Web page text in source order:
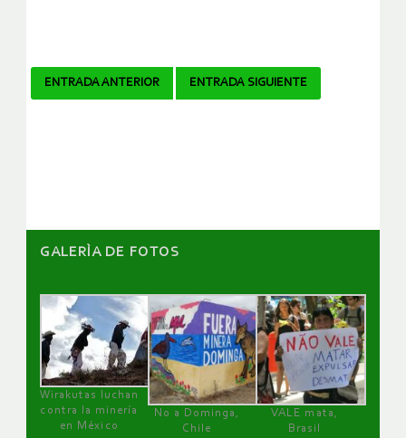
Navegador
ENTRADA ANTERIOR ENTRADA SIGUIENTE
GALERÌA DE FOTOS
Wirakutas luchan
contra la minería
en México
No a Dominga,
Chile
VALE mata,
Brasil